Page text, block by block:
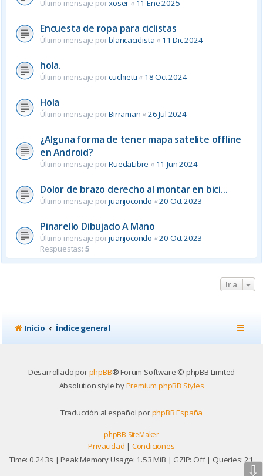
Último mensaje porxoser « 11 Ene 2025
Encuesta de ropa para ciclistas
Último mensaje porblancaciclista « 11 Dic 2024
hola.
Último mensaje porcuchietti « 18 Oct 2024
Hola
Último mensaje porBirraman «26 Jul 2024
¿Alguna forma de tener mapa satelite offline
en Android?
Último mensaje porRuedaLibre « 11 Jun 2024
Dolor de brazo derecho al montar en bici...
Último mensaje porjuanjocondo «20 Oct 2023
Pinarello Dibujado A Mano
Último mensaje porjuanjocondo «20 Oct 2023
Respuestas: 5
Ir a
Inicio Índice general
Desarrollado porphpBB® Forum Software © phpBB Limited
Absolution style byPremium phpBB Styles
Traducción al español porphpBB España
phpBB SiteMaker
Privacidad | Condiciones
Time: 0.243s | Peak Memory Usage: 1.53 MiB | GZIP: Off | Queries: 21
⇩